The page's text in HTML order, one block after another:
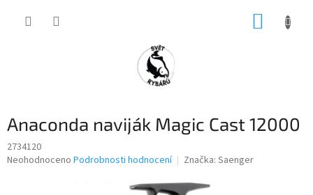
Anaconda naviják Magic Cast 12000
2734120
Průměrné
Neohodnoceno Podrobnosti hodnocení Značka: Saenger